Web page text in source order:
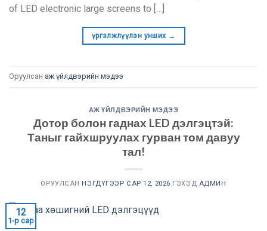
of LED electronic large screens to […]
үргэлжлүүлэн унших →
Оруулсан аж үйлдвэрийн мэдээ
АЖ ҮЙЛДВЭРИЙН МЭДЭЭ
Дотор болон гаднах LED дэлгэцтэй:
Таныг гайхшруулах гурван том давуу
тал!
ОРУУЛСАН НЭГДҮГЭЭР САР 12, 2026 ГЭХЭД АДМИН
12
1-р сар